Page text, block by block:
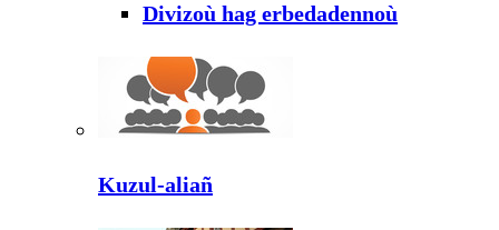
Divizoù hag erbedadennoù
Kuzul-aliañ